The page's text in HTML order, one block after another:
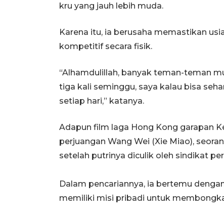
kru yang jauh lebih muda.
Karena itu, ia berusaha memastikan
kompetitif secara fisik.
“Alhamdulillah, banyak teman-teman
tiga kali seminggu, saya kalau bisa
setiap hari,” katanya.
Adapun film laga Hong Kong garapan
perjuangan Wang Wei (Xie Miao),
setelah putrinya diculik oleh sindikat
Dalam pencariannya, ia bertemu
memiliki misi pribadi untuk